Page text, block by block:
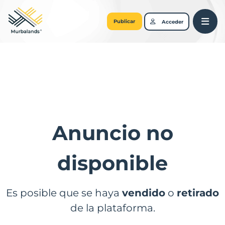
Publicar Acceder
Anuncio no
disponible
Es posible que se haya vendido o retirado
de la plataforma.